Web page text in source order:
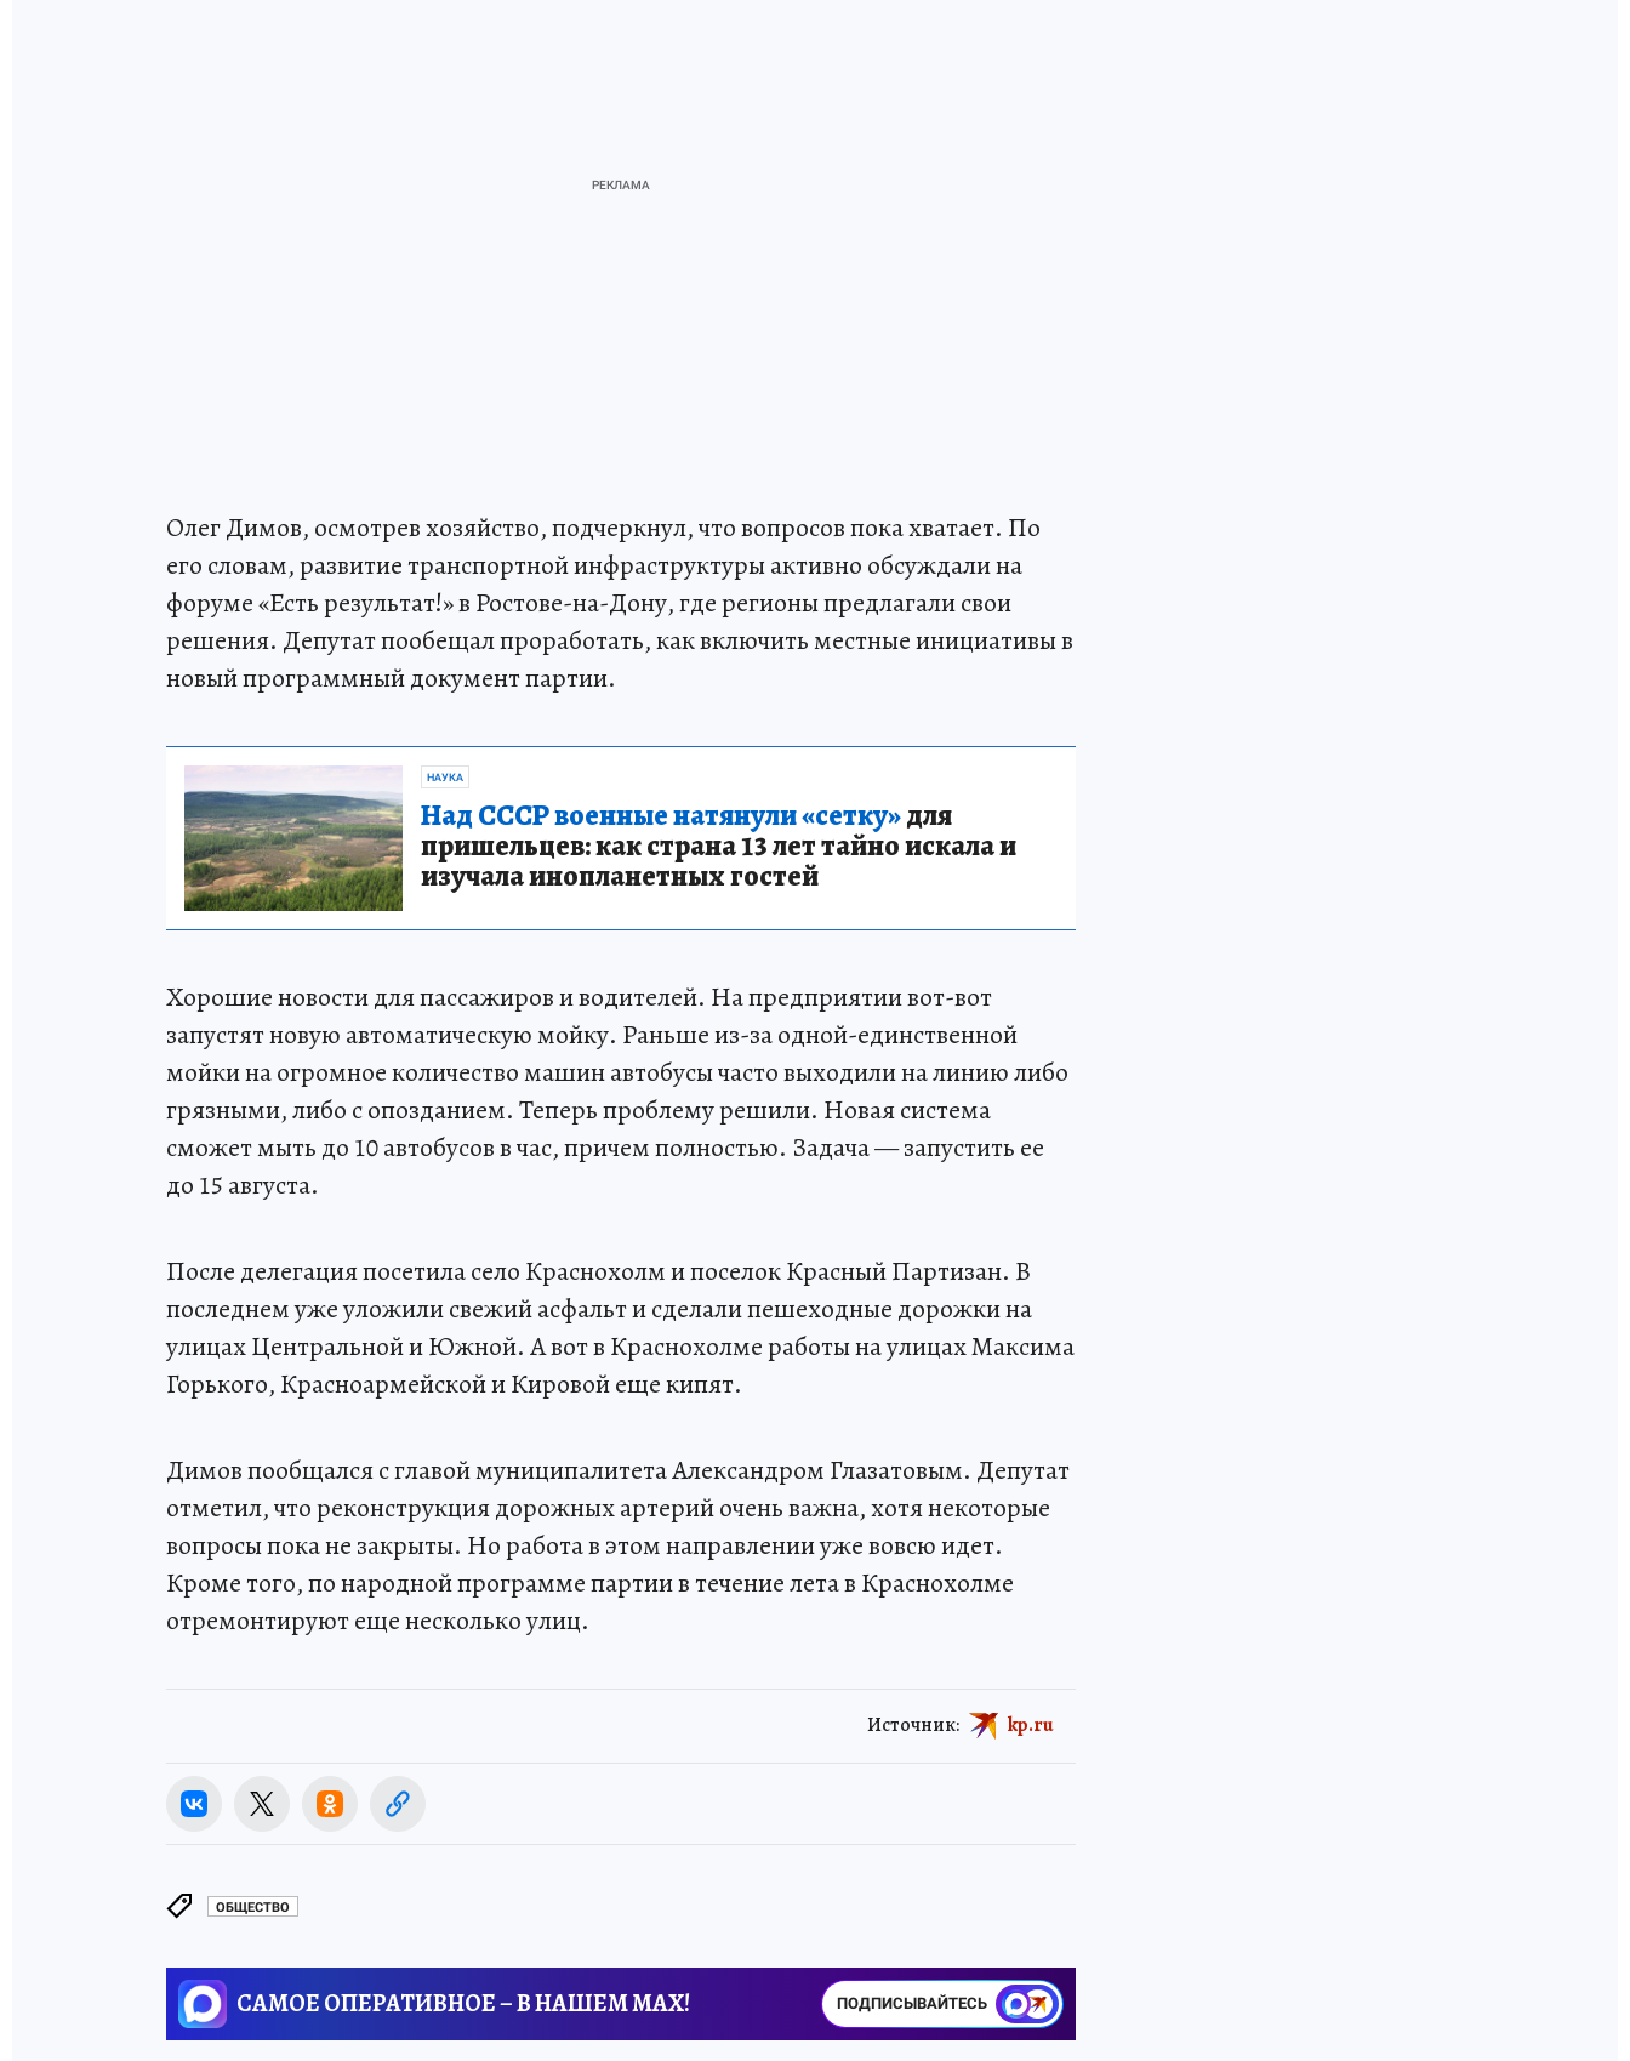
Олег Димов, осмотрев хозяйство, подчеркнул, что вопросов пока хватает. По
его словам, развитие транспортной инфраструктуры активно обсуждали на
форуме «Есть результат!» в Ростове-на-Дону, где регионы предлагали свои
решения. Депутат пообещал проработать, как включить местные инициативы в
новый программный документ партии.
НАУКА
Над СССР военные натянули «сетку»для
пришельцев: как страна 13 лет тайно искала и
изучала инопланетных гостей
Хорошие новости для пассажиров и водителей. На предприятии вот-вот
запустят новую автоматическую мойку. Раньше из-за одной-единственной
мойки на огромное количество машин автобусы часто выходили на линию либо
грязными, либо с опозданием. Теперь проблему решили. Новая система
сможет мыть до 10 автобусов в час, причем полностью. Задача — запустить ее
до 15 августа.
После делегация посетила село Краснохолм и поселок Красный Партизан. В
последнем уже уложили свежий асфальт и сделали пешеходные дорожки на
улицах Центральной и Южной. А вот в Краснохолме работы на улицах Максима
Горького, Красноармейской и Кировой еще кипят.
Димов пообщался с главой муниципалитета Александром Глазатовым. Депутат
отметил, что реконструкция дорожных артерий очень важна, хотя некоторые
вопросы пока не закрыты. Но работа в этом направлении уже вовсю идет.
Кроме того, по народной программе партии в течение лета в Краснохолме
отремонтируют еще несколько улиц.
Источник: kp.ru
ОБЩЕСТВО
САМОЕ ОПЕРАТИВНОЕ – В НАШЕМ MAX! ПОДПИСЫВАЙТЕСЬ